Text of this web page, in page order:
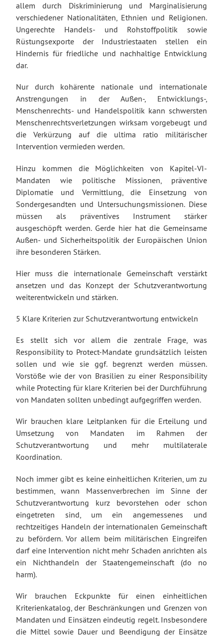
allem durch Diskriminierung und Marginalisierung
verschiedener Nationalitäten, Ethnien und Religionen.
Ungerechte Handels- und Rohstoffpolitik sowie
Rüstungsexporte der Industriestaaten stellen ein
Hindernis für friedliche und nachhaltige Entwicklung
dar.
Nur durch kohärente nationale und internationale
Anstrengungen in der Außen-, Entwicklungs-,
Menschenrechts- und Handelspolitik kann schwersten
Menschenrechtsverletzungen wirksam vorgebeugt und
die Verkürzung auf die ultima ratio militärischer
Intervention vermieden werden.
Hinzu kommen die Möglichkeiten von Kapitel-VI-
Mandaten wie politische Missionen, präventive
Diplomatie und Vermittlung, die Einsetzung von
Sondergesandten und Untersuchungsmissionen. Diese
müssen als präventives Instrument stärker
ausgeschöpft werden. Gerde hier hat die Gemeinsame
Außen- und Sicherheitspolitik der Europäischen Union
ihre besonderen Stärken.
Hier muss die internationale Gemeinschaft verstärkt
ansetzen und das Konzept der Schutzverantwortung
weiterentwickeln und stärken.
5 Klare Kriterien zur Schutzverantwortung entwickeln
Es stellt sich vor allem die zentrale Frage, was
Responsibility to Protect-Mandate grundsätzlich leisten
sollen und wie sie ggf. begrenzt werden müssen.
Vorstöße wie der von Brasilien zu einer Responsibility
while Protecting für klare Kriterien bei der Durchführung
von Mandaten sollten unbedingt aufgegriffen werden.
Wir brauchen klare Leitplanken für die Erteilung und
Umsetzung von Mandaten im Rahmen der
Schutzverantwortung und mehr multilaterale
Koordination.
Noch immer gibt es keine einheitlichen Kriterien, um zu
bestimmen, wann Massenverbrechen im Sinne der
Schutzverantwortung kurz bevorstehen oder schon
eingetreten sind, um ein angemessenes und
rechtzeitiges Handeln der internationalen Gemeinschaft
zu befördern. Vor allem beim militärischen Eingreifen
darf eine Intervention nicht mehr Schaden anrichten als
ein Nichthandeln der Staatengemeinschaft (do no
harm).
Wir brauchen Eckpunkte für einen einheitlichen
Kriterienkatalog, der Beschränkungen und Grenzen von
Mandaten und Einsätzen eindeutig regelt. Insbesondere
die Mittel sowie Dauer und Beendigung der Einsätze